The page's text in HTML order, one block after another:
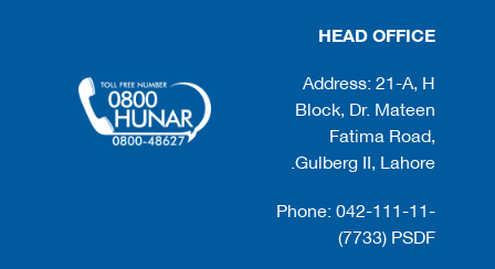
HEAD OFFICE
Address: 21-A, H
Block, Dr. Mateen
Fatima Road,
Gulberg II, Lahore.
Phone: 042-111-11-
(7733) PSDF